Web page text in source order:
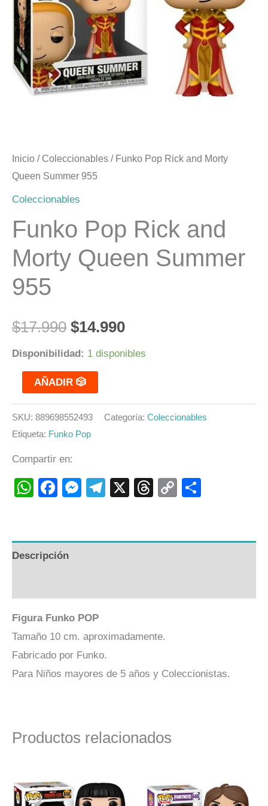
Inicio / Coleccionables / Funko Pop Rick and Morty
Queen Summer 955
Coleccionables
Funko Pop Rick and
Morty Queen Summer
955
$17.990
$17.990.
$14.990
$14.990.
Disponibilidad: 1 disponibles
Summer
955
cantidad
AÑADIR 🎲
SKU: 889698552493 Categoría: Coleccionables
Etiqueta: Funko Pop
Compartir en:
WhatsApp
Facebook
Messenger
Telegram
X Threads
Copy
Descripción
Figura Funko POP
Tamaño 10 cm. aproximadamente.
Fabricado por Funko.
Para Niños mayores de 5 años y Coleccionistas.
Productos relacionados